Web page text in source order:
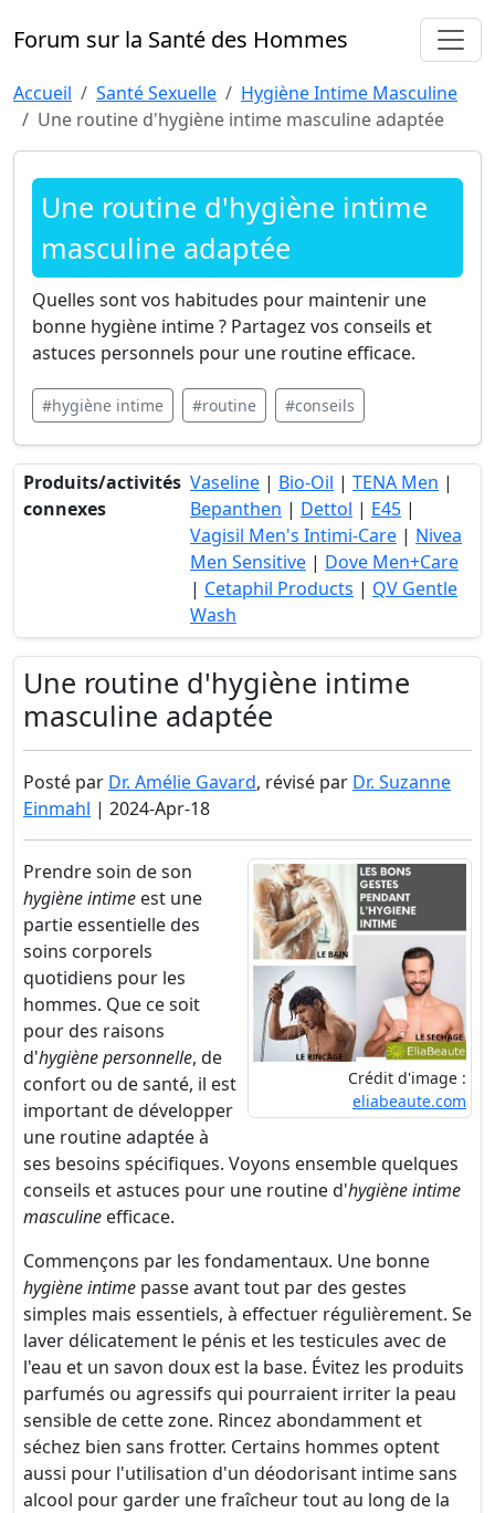
Forum sur la Santé des Hommes
Accueil Santé Sexuelle
Hygiène Intime Masculine
Une routine d'hygiène intime masculine adaptée
Une routine d'hygiène intime
masculine adaptée
Quelles sont vos habitudes pour maintenir une
bonne hygiène intime ? Partagez vos conseils et
astuces personnels pour une routine efficace.
#hygiène intime #routine #conseils
Produits/activités
connexes
Vaseline | Bio-Oil | TENA Men |
Bepanthen | Dettol | E45 |
Vagisil Men's Intimi-Care | Nivea
Men Sensitive | Dove Men+Care
| Cetaphil Products | QV Gentle
Wash
Une routine d'hygiène intime
masculine adaptée
Posté par Dr. Amélie Gavard, révisé par Dr. Suzanne
Einmahl | 2024-Apr-18
Crédit d'image :
eliabeaute.com
Prendre soin de son
hygiène intime est une
partie essentielle des
soins corporels
quotidiens pour les
hommes. Que ce soit
pour des raisons
d'hygiène personnelle, de
confort ou de santé, il est
important de développer
une routine adaptée à
ses besoins spécifiques. Voyons ensemble quelques
conseils et astuces pour une routine d'hygiène intime
masculine efficace.
Commençons par les fondamentaux. Une bonne
hygiène intime passe avant tout par des gestes
simples mais essentiels, à effectuer régulièrement. Se
laver délicatement le pénis et les testicules avec de
l'eau et un savon doux est la base. Évitez les produits
parfumés ou agressifs qui pourraient irriter la peau
sensible de cette zone. Rincez abondamment et
séchez bien sans frotter. Certains hommes optent
aussi pour l'utilisation d'un déodorisant intime sans
alcool pour garder une fraîcheur tout au long de la